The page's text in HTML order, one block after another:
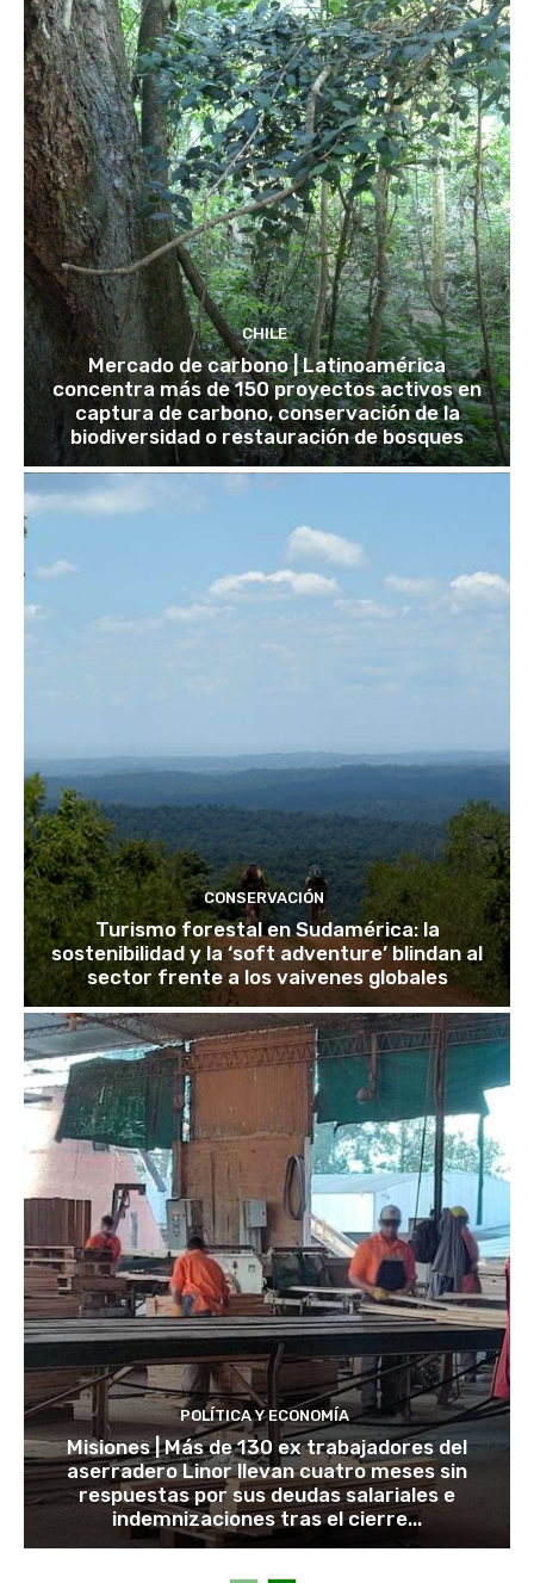
CHILE
Mercado de carbono | Latinoamérica
concentra más de 150 proyectos activos en
captura de carbono, conservación de la
biodiversidad o restauración de bosques
CONSERVACIÓN
Turismo forestal en Sudamérica: la
sostenibilidad y la ‘soft adventure’ blindan al
sector frente a los vaivenes globales
POLÍTICA Y ECONOMÍA
Misiones | Más de 130 ex trabajadores del
aserradero Linor llevan cuatro meses sin
respuestas por sus deudas salariales e
indemnizaciones tras el cierre...